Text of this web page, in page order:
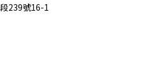
239號16-1